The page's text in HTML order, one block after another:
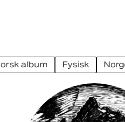
norsk album fysisk